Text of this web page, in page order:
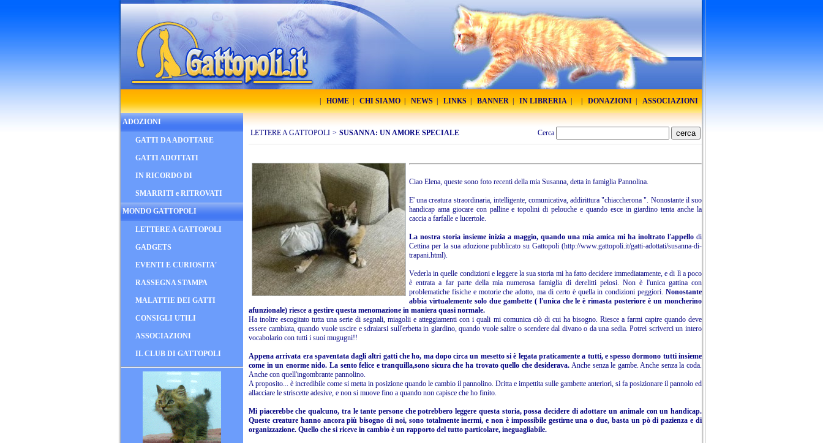
HOME CHI SIAMO NEWS LINKS BANNER IN LIBRERIA DONAZIONI ASSOCIAZIONI
ADOZIONI
GATTI DA ADOTTARE
GATTI ADOTTATI
IN RICORDO DI
SMARRITI e RITROVATI
MONDO GATTOPOLI
LETTERE A GATTOPOLI
GADGETS
EVENTI E CURIOSITA'
RASSEGNA STAMPA
MALATTIE DEI GATTI
CONSIGLI UTILI
ASSOCIAZIONI
IL CLUB DI GATTOPOLI
LETTERE A GATTOPOLI > SUSANNA: UN AMORE SPECIALE Cerca
Ciao Elena, queste sono foto recenti della mia Susanna, detta in famiglia Pannolina.
E' una creatura straordinaria, intelligente, comunicativa, addirittura "chiaccherona ". Nonostante il suo
handicap ama giocare con palline e topolini di pelouche e quando esce in giardino tenta anche la
caccia a farfalle e lucertole.
La nostra storia insieme inizia a maggio, quando una mia amica mi ha inoltrato l'appello di
Cettina per la sua adozione pubblicato su Gattopoli (http://www.gattopoli.it/gatti-adottati/susanna-di-
trapani.html).
Vederla in quelle condizioni e leggere la sua storia mi ha fatto decidere immediatamente, e di lì a poco
è entrata a far parte della mia numerosa famiglia di derelitti pelosi. Non è l'unica gattina con
problematiche fisiche e motorie che adotto, ma di certo è quella in condizioni peggiori. Nonostante
abbia virtualemente solo due gambette ( l'unica che le è rimasta posteriore è un moncherino
afunzionale) riesce a gestire questa menomazione in maniera quasi normale.
Ha inoltre escogitato tutta una serie di segnali, miagolii e atteggiamenti con i quali mi comunica ciò di cui ha bisogno. Riesce a farmi capire quando deve
essere cambiata, quando vuole uscire e sdraiarsi sull'erbetta in giardino, quando vuole salire o scendere dal divano o da una sedia. Potrei scriverci un intero
vocabolario con tutti i suoi mugugni!!
Appena arrivata era spaventata dagli altri gatti che ho, ma dopo circa un mesetto si è legata praticamente a tutti, e spesso dormono tutti insieme
come in un enorme nido. La sento felice e tranquilla,sono sicura che ha trovato quello che desiderava. Anche senza le gambe. Anche senza la coda.
Anche con quell'ingombrante pannolino.
A proposito... è incredibile come si metta in posizione quando le cambio il pannolino. Dritta e impettita sulle gambette anteriori, si fa posizionare il pannolo ed
allacciare le striscette adesive, e non si muove fino a quando non capisce che ho finito.
Mi piacerebbe che qualcuno, tra le tante persone che potrebbero leggere questa storia, possa decidere di adottare un animale con un handicap.
Queste creature hanno ancora più bisogno di noi, sono totalmente inermi, e non è impossibile gestirne una o due, basta un pò di pazienza e di
organizzazione. Quello che si riceve in cambio è un rapporto del tutto particolare, ineguagliabile.